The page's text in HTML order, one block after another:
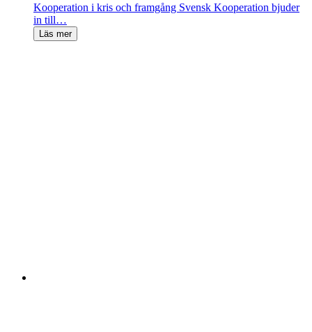
Kooperation i kris och framgång Svensk Kooperation bjuder
in till…
Läs mer